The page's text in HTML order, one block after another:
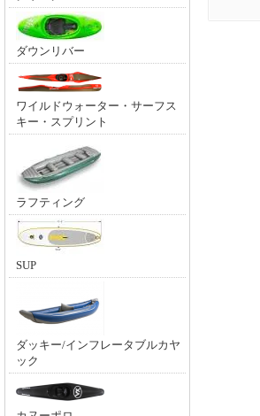
ダウンリバー
ワイルドウォーター・サーフス
キー・スプリント
ラフティング
SUP
ダッキー/インフレータブルカヤ
ック